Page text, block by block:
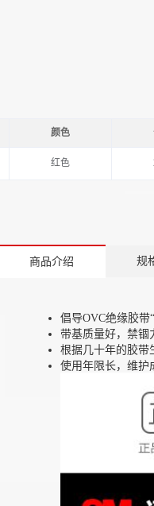
颜色
红色
商品介绍 规
倡导OVC绝缘胶带
带基质量好，禁锢
根据几十年的胶带
使用年限长，维护